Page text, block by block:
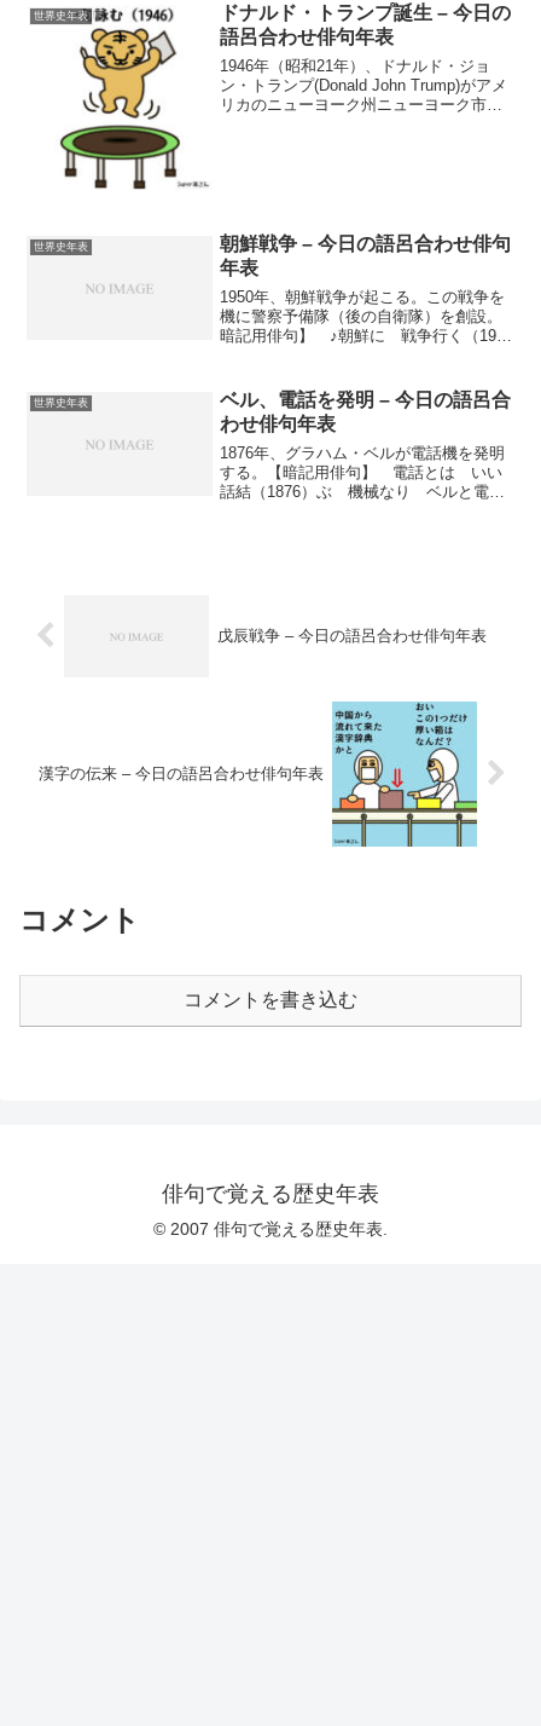
世界史年表
ドナルド・トランプ誕生 – 今日の
語呂合わせ俳句年表
1946年（昭和21年）、ドナルド・ジョ
ン・トランプ(Donald John Trump)がアメ
リカのニューヨーク州ニューヨーク市ク
世界史年表
朝鮮戦争 – 今日の語呂合わせ俳句
年表
1950年、朝鮮戦争が起こる。この戦争を
機に警察予備隊（後の自衛隊）を創設。
暗記用俳句】 ♪朝鮮に 戦争行く（19
世界史年表
ベル、電話を発明 – 今日の語呂合
わせ俳句年表
1876年、グラハム・ベルが電話機を発明
する。【暗記用俳句】 電話とは いい
話結（1876）ぶ 機械なり ベルと電話
は、音声学（おんせいがく）の研究と、
聴覚障害者（ちょうかくしょうがいし
親が聴覚障害（ちょうかくしょうがいし
ゃ）だったことが影響している。電話の
特許（とっきょ）を取得（しゅとく）し
たことで、ベルは電話の発展（はって
ん）に大きく貢献（こうけん）した。
戊辰戦争 – 今日の語呂合わせ俳句年表
漢字の伝来 – 今日の語呂合わせ俳句年表
コメント
コメントを書き込む
俳句で覚える歴史年表
© 2007 俳句で覚える歴史年表.